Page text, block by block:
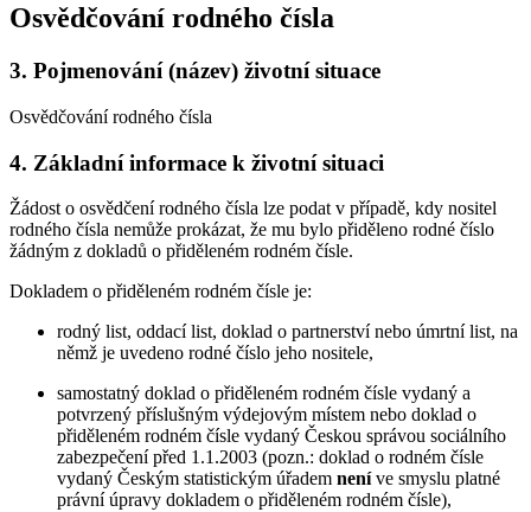
Osvědčování rodného čísla
3. Pojmenování (název) životní situace
Osvědčování rodného čísla
4. Základní informace k životní situaci
Žádost o osvědčení rodného čísla lze podat v případě, kdy nositel
rodného čísla nemůže prokázat, že mu bylo přiděleno rodné číslo
žádným z dokladů o přiděleném rodném čísle.
Dokladem o přiděleném rodném čísle je:
rodný list, oddací list, doklad o partnerství nebo úmrtní list, na
němž je uvedeno rodné číslo jeho nositele,
samostatný doklad o přiděleném rodném čísle vydaný a
potvrzený příslušným výdejovým místem nebo doklad o
přiděleném rodném čísle vydaný Českou správou sociálního
zabezpečení před 1.1.2003 (pozn.: doklad o rodném čísle
vydaný Českým statistickým úřadem neníve smyslu platné
právní úpravy dokladem o přiděleném rodném čísle),